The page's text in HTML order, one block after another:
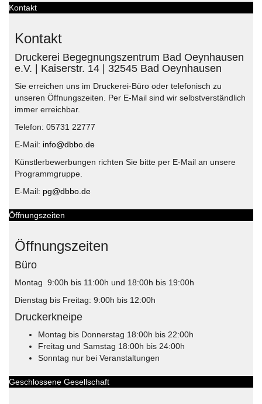
Kontakt
Kontakt
Druckerei Begegnungszentrum Bad Oeynhausen
e.V. | Kaiserstr. 14 | 32545 Bad Oeynhausen
Sie erreichen uns im Druckerei-Büro oder telefonisch zu
unseren Öffnungszeiten. Per E-Mail sind wir selbstverständlich
immer erreichbar.
Telefon: 05731 22777
E-Mail: info@dbbo.de
Künstlerbewerbungen richten Sie bitte per E-Mail an unsere
Programmgruppe.
E-Mail: pg@dbbo.de
Öffnungszeiten
Öffnungszeiten
Büro
Montag 9:00h bis 11:00h und 18:00h bis 19:00h
Dienstag bis Freitag: 9:00h bis 12:00h
Druckerkneipe
Montag bis Donnerstag 18:00h bis 22:00h
Freitag und Samstag 18:00h bis 24:00h
Sonntag nur bei Veranstaltungen
Geschlossene Gesellschaft